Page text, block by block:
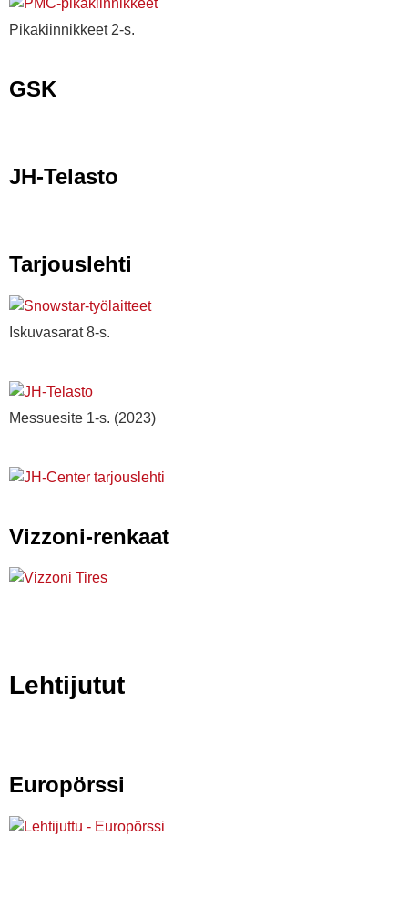
Pikakiinnikkeet 2-s.
GSK
JH-Telasto
Tarjouslehti
Iskuvasarat 8-s.
Messuesite 1-s. (2023)
Vizzoni-renkaat
Lehtijutut
Europörssi